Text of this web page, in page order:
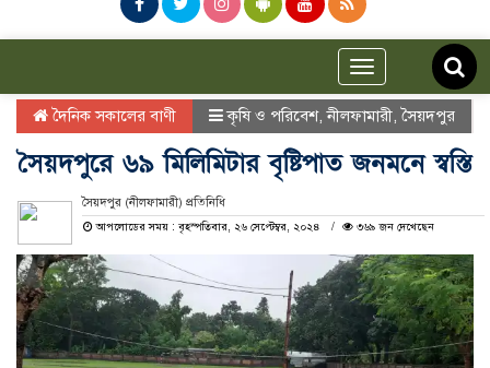
Toggle
navigation
দৈনিক সকালের বাণী কৃষি ও পরিবেশ,নীলফামারী ,সৈয়দপুর
সৈয়দপুরে ৬৯ মিলিমিটার বৃষ্টিপাত জনমনে স্বস্তি
সৈয়দপুর (নীলফামারী) প্রতিনিধি
আপলোডের সময় : বৃহস্পতিবার, ২৬ সেপ্টেম্বর, ২০২৪
৩৬৯ জন দেখেছেন